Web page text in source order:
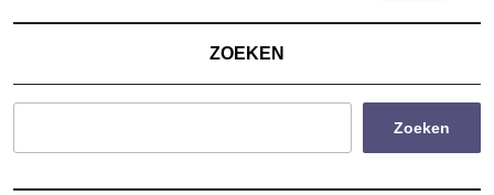
ZOEKEN
Zoeken